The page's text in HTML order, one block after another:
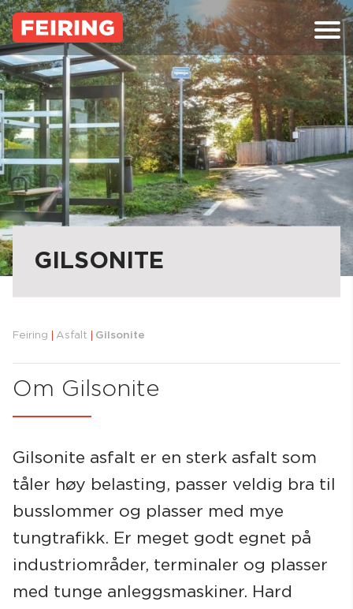
Skip
to
content
GILSONITE
Feiring Asfalt Gilsonite
Om Gilsonite
Gilsonite asfalt er en sterk asfalt som
tåler høy belasting, passer veldig bra til
busslommer og plasser med mye
tungtrafikk. Er meget godt egnet på
industriområder, terminaler og plasser
med tunge anleggsmaskiner. Hard